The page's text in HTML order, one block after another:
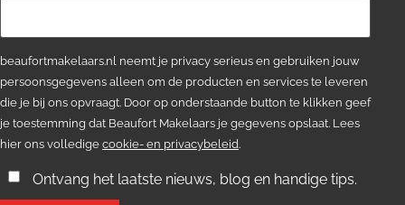
beaufortmakelaars.nl neemt je privacy serieus en gebruiken jouw
persoonsgegevens alleen om de producten en services te leveren
die je bij ons opvraagt. Door op onderstaande button te klikken geef
je toestemming dat Beaufort Makelaars je gegevens opslaat. Lees
hier ons volledige cookie- en privacybeleid.
Ontvang het laatste nieuws, blog en handige tips.